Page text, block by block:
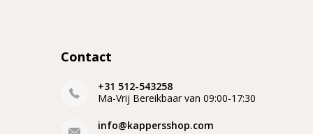
Contact
+31 512-543258
Ma-Vrij Bereikbaar van 09:00-17:30
info@kappersshop.com